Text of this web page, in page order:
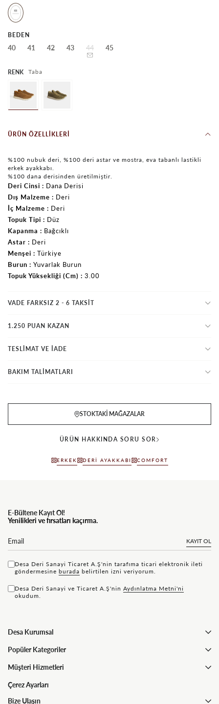
BEDEN
40 41 42 43 44 45
RENK Taba
ÜRÜN ÖZELLIKLERI
%100 nubuk deri, %100 deri astar ve mostra, eva tabanlı lastikli
erkek ayakkabı.
%100 dana derisinden üretilmiştir.
Deri Cinsi
Dana Derisi
Dış Malzeme
Deri
İç Malzeme
Deri
Topuk Tipi
Düz
Kapanma
Bağcıklı
Astar
Deri
Menşei
Türkiye
Burun
Yuvarlak Burun
Topuk Yüksekliği (Cm)
3.00
VADE FARKSIZ 2 - 6 TAKSIT
1.250 PUAN KAZAN
TESLİMAT VE İADE
BAKIM TALİMATLARI
STOKTAKI MAĞAZALAR
ÜRÜN HAKKINDA SORU SOR
ERKEK DERI AYAKKABI COMFORT
E-Bültene Kayıt Ol!
Yenilikleri ve fırsatları kaçırma.
KAYIT OL
Desa Deri Sanayi Ticaret A.Ş'nin tarafıma ticari elektronik ileti
göndermesine bu rada belirtilen izni veriyorum.
Desa Deri Sanayi ve Ticaret A.Ş'nin Aydınlatma Metni'ni
okudum.
Desa Kurumsal
Popüler Kategoriler
Müşteri Hizmetleri
Çerez Ayarları
Bize Ulaşın